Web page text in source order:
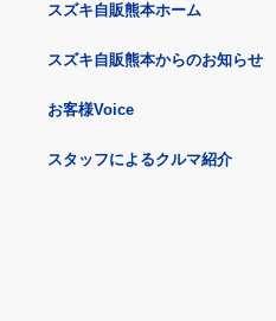
スズキ自販熊本ホーム
スズキ自販熊本からのお知らせ
お客様Voice
スタッフによるクルマ紹介